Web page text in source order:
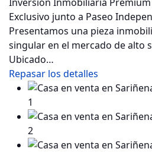
Exclusivo junto a Paseo
Presentamos una pieza
singular en el mercado de alto
Ubicado…
Repasar los detalles